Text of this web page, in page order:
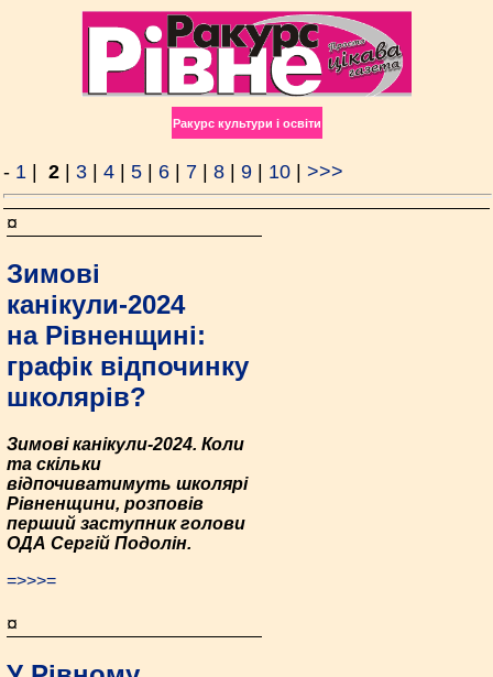
Ракурс культури і освіти
- 1 2 3 4 5 6 7 8 9 10 >>>
¤
Зимові
канікули-2024
на Рівненщині:
графік відпочинку
школярів?
Зимові канікули-2024. Коли
та скільки
відпочиватимуть школярі
Рівненщини, розповів
перший заступник голови
ОДА Сергій Подолін.
=>>>=
¤